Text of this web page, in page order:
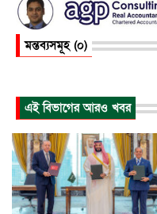
মন্তব্যসমূহ (০)
এই বিভাগের আরও খবর